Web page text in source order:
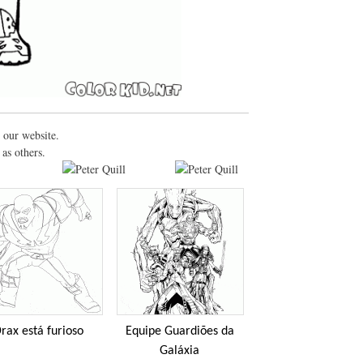
website.
others.
está furioso
Equipe Guardiões da
Galáxia